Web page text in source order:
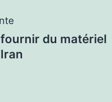
du matériel